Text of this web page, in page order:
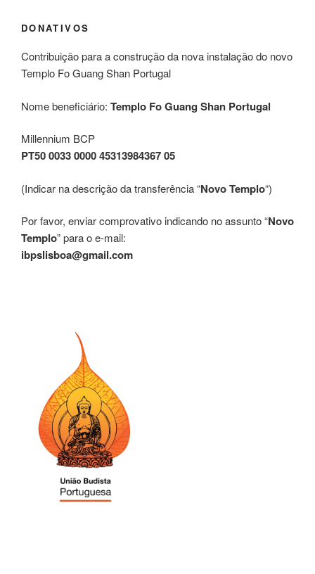
DONATIVOS
Contribuição para a construção da nova instalação do novo
Templo Fo Guang Shan Portugal
Nome beneficiário: Templo Fo Guang Shan Portugal
Millennium BCP
PT50 0033 0000 45313984367 05
(Indicar na descrição da transferência “Novo Templo“)
Por favor, enviar comprovativo indicando no assunto “Novo
Templo” para o e-mail:
ibpslisboa@gmail.com